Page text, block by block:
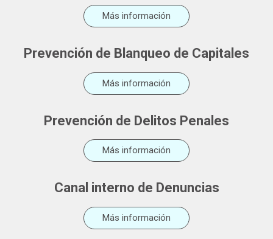
Más información
Prevención de Blanqueo de Capitales
Más información
Prevención de Delitos Penales
Más información
Canal interno de Denuncias
Más información